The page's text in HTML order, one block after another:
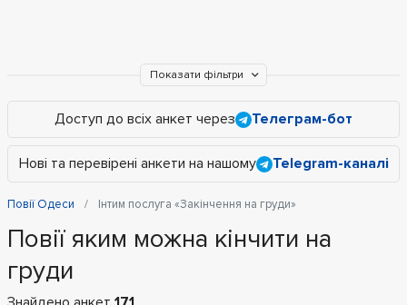
Показати фільтри
Доступ до всіх анкет через Телеграм-бот
Нові та перевірені анкети на нашому Telegram-каналі
Повії Одеси Інтим послуга «Закінчення на груди»
Повії яким можна кінчити на
груди